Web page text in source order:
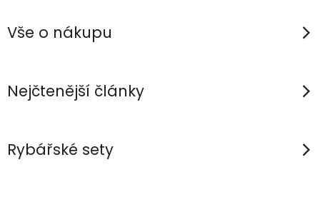
pVše o nákupu
Nejčtenější články
Rybářské sety